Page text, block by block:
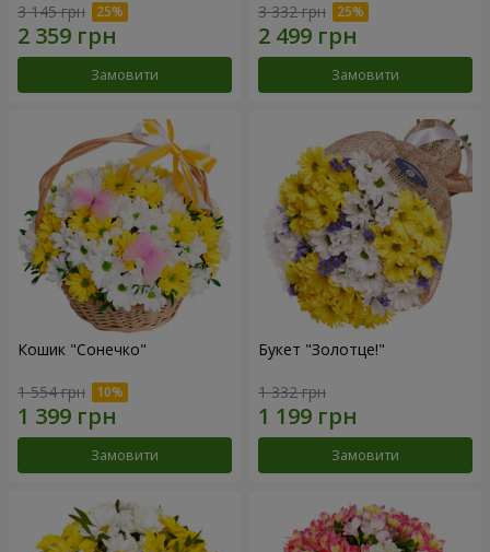
3 145 грн
Замовити
3 332 грн
Замовити
Кошик "Сонечко"
1 554 грн
Замовити
Букет "Золотце!"
1 332 грн
Замовити